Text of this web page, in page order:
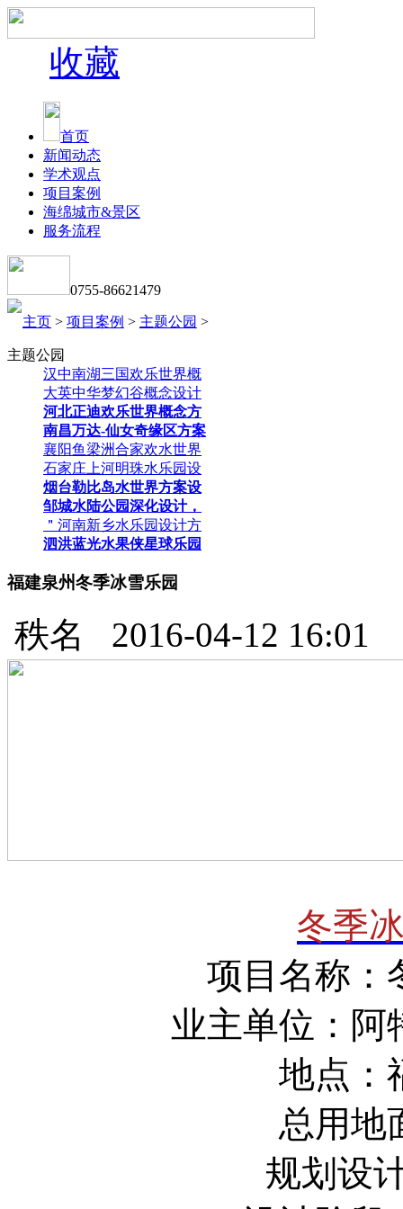
收藏
首页
新闻动态
学术观点
项目案例
海绵城市&景区
服务流程
0755-86621479
主页 > 项目案例 > 主题公园 >
主题公园
汉中南湖三国欢乐世界概
大英中华梦幻谷概念设计
河北正迪欢乐世界概念方
南昌万达-仙女奇缘区方案
襄阳鱼梁洲合家欢水世界
石家庄上河明珠水乐园设
烟台勒比岛水世界方案设
邹城水陆公园深化设计，
＂河南新乡水乐园设计方
泗洪蓝光水果侠星球乐园
福建泉州冬季冰雪乐园
秩名 2016-04-12 16:01
冬季
项目名称：
业主单位：阿
地点：
总用地
规划设